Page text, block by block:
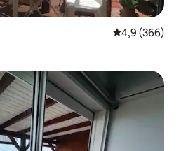
Nilai rata-rata
4,9 (366)